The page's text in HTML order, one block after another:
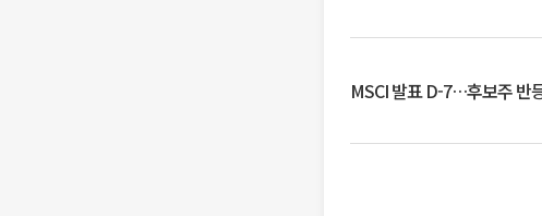
MSCI 발표 D-7…후보주 반